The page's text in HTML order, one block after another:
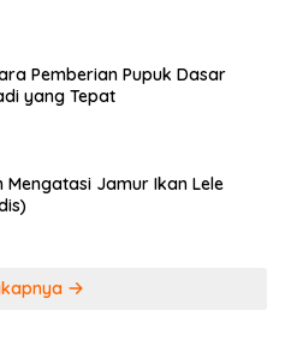
Pemberian Pupuk Dasar
yang Tepat
Mengatasi Jamur Ikan Lele